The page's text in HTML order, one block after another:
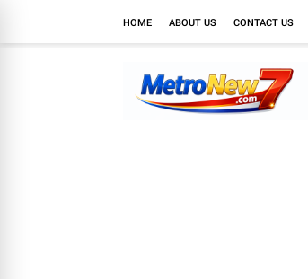
HOME ABOUT US CONTACT US